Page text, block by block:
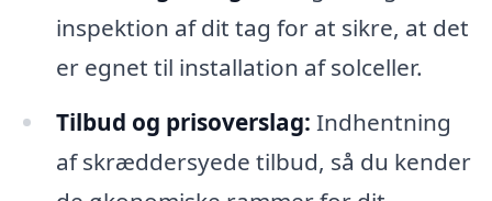
inspektion af dit tag for at sikre, at det
er egnet til installation af solceller.
Tilbud og prisoverslag: Indhentning
af skræddersyede tilbud, så du kender